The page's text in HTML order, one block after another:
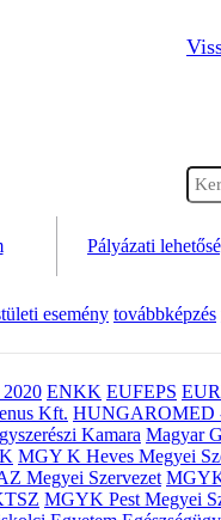
Pályázati
esemény továbbképzés
ENKK EUFEPS
Kft. HUNGAROMED
Kamara Magyar
MGY K Heves Megyei
Megyei Szervezet
MGYK Pest Megyei